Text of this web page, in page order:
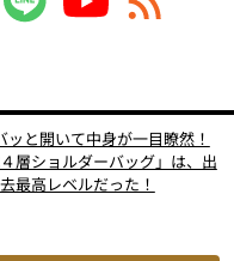
ッと開いて中身が一目瞭然！
層ショルダーバッグ」は、出
最高レベルだった！